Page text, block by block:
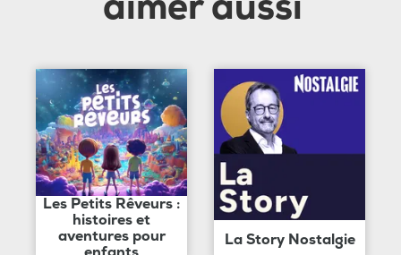
Les Petits Rêveurs :
histoires et
aventures pour
La Story Nostalgie